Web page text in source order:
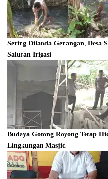
Sering Dilanda Genangan, Desa
Saluran Irigasi
Budaya Gotong Royong Tetap
Lingkungan Masjid